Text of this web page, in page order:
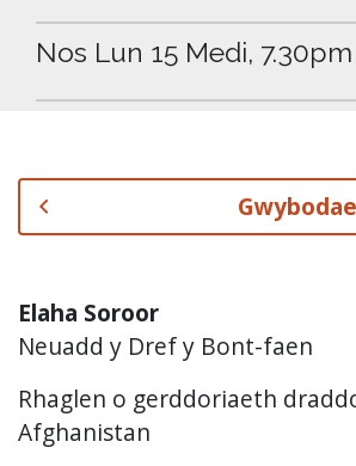
Nos Lun 15 Medi, 7.30pm
Elaha Soroor
Neuadd y Dref y Bont-faen
Rhaglen o gerddoriaeth
Afghanistan